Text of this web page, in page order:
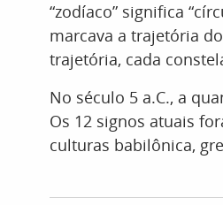
“zodíaco” significa
marcava a trajetória
trajetória, cada
No século 5 a.C., a
Os 12 signos atuais
culturas babilônica,